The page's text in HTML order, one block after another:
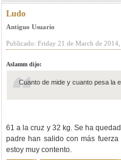
Ludo
Antiguo Usuario
Publicado: Friday 21 de March de
Aslamm dijo:
Cuanto de mide y cuanto pesa la
61 a la cruz y 32 kg. Se ha
padre han salido con más
estoy muy contento.